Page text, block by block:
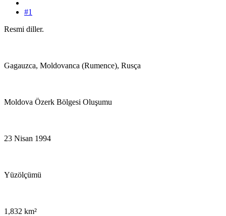
#1
Resmi diller.
Gagauzca, Moldovanca (Rumence), Rusça
Moldova Özerk Bölgesi Oluşumu
23 Nisan 1994
Yüzölçümü
1,832 km²